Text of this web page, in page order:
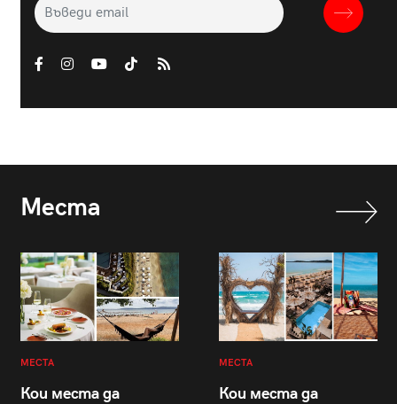
Места
МЕСТА
Кои места да
МЕСТА
Кои места да